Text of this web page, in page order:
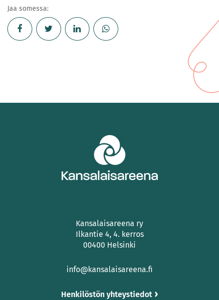
Jaa somessa:
Kansalaisareena ry
Ilkantie 4, 4. kerros
00400 Helsinki
info@kansalaisareena.fi
Henkilöstön yhteystiedot